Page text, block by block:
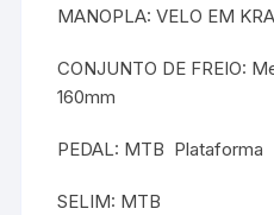
MANOPLA: VELO EM
CONJUNTO DE FREIO:
160mm
PEDAL: MTB  Plataforma
SELIM: MTB